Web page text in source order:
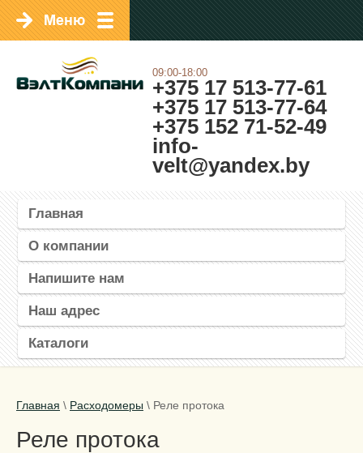
09:00-18:00
+375 17 513-77-61
+375 17 513-77-64
+375 152 71-52-49
info-
velt@yandex.by
Главная
О компании
Напишите нам
Наш адрес
Каталоги
Главная \ Расходомеры \ Реле протока
Реле протока